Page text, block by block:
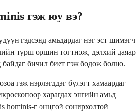
гэж юу вэ?
гэдсэнд амьдардаг нэг эст шимэгч
турш оршин тогтнож, дэлхий даяар
бичил биет гэж бодож болно.
гэж нэрлэгддэг бүлэгт хамаардаг
харагдах энгийн амьд
hominis-г онцгой сонирхолтой